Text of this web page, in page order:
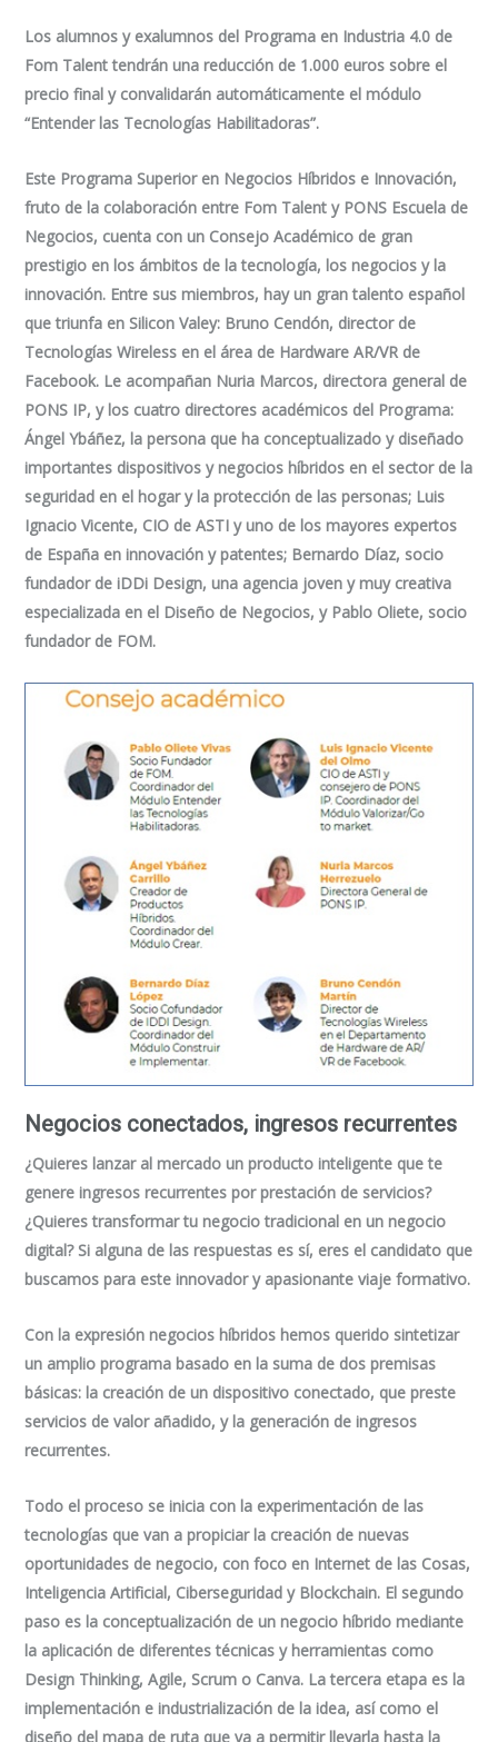
Los alumnos y exalumnos del Programa en Industria 4.0 de
Fom Talent tendrán una reducción de 1.000 euros sobre el
precio final y convalidarán automáticamente el módulo
“Entender las Tecnologías Habilitadoras”.
Este Programa Superior en Negocios Híbridos e Innovación,
fruto de la colaboración entre Fom Talent y PONS Escuela de
Negocios, cuenta con un Consejo Académico de gran
prestigio en los ámbitos de la tecnología, los negocios y la
innovación. Entre sus miembros, hay un gran talento español
que triunfa en Silicon Valey: Bruno Cendón, director de
Tecnologías Wireless en el área de Hardware AR/VR de
Facebook. Le acompañan Nuria Marcos, directora general de
PONS IP, y los cuatro directores académicos del Programa:
Ángel Ybáñez, la persona que ha conceptualizado y diseñado
importantes dispositivos y negocios híbridos en el sector de la
seguridad en el hogar y la protección de las personas; Luis
Ignacio Vicente, CIO de ASTI y uno de los mayores expertos
de España en innovación y patentes; Bernardo Díaz, socio
fundador de iDDi Design, una agencia joven y muy creativa
especializada en el Diseño de Negocios, y Pablo Oliete, socio
fundador de FOM.
Negocios conectados, ingresos recurrentes
¿Quieres lanzar al mercado un producto inteligente que te
genere ingresos recurrentes por prestación de servicios?
¿Quieres transformar tu negocio tradicional en un negocio
digital? Si alguna de las respuestas es sí, eres el candidato que
buscamos para este innovador y apasionante viaje formativo.
Con la expresión negocios híbridos hemos querido sintetizar
un amplio programa basado en la suma de dos premisas
básicas: la creación de un dispositivo conectado, que preste
servicios de valor añadido, y la generación de ingresos
recurrentes.
Todo el proceso se inicia con la experimentación de las
tecnologías que van a propiciar la creación de nuevas
oportunidades de negocio, con foco en Internet de las Cosas,
Inteligencia Artificial, Ciberseguridad y Blockchain. El segundo
paso es la conceptualización de un negocio híbrido mediante
la aplicación de diferentes técnicas y herramientas como
Design Thinking, Agile, Scrum o Canva. La tercera etapa es la
implementación e industrialización de la idea, así como el
diseño del mapa de ruta que va a permitir llevarla hasta la